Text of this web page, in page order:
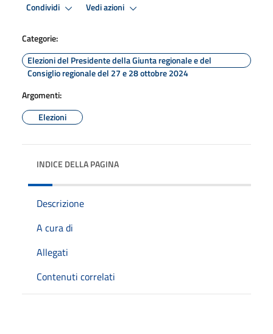
Condividi Vedi azioni
Categorie:
Elezioni del Presidente della Giunta regionale e del
Consiglio regionale del 27 e 28 ottobre 2024
Argomenti:
Elezioni
INDICE DELLA PAGINA
Descrizione
A cura di
Allegati
Contenuti correlati